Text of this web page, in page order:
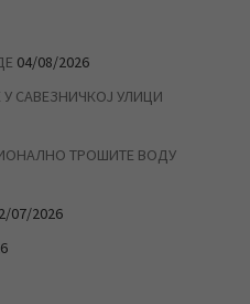
04/08/2026
САВЕЗНИЧКОЈ УЛИЦИ
ТРОШИТЕ ВОДУ
07/2026